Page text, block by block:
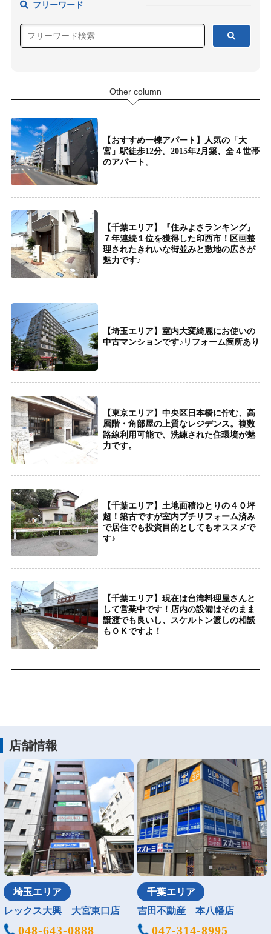
フリーワード
Other column
【おすすめ一棟アパート】人気の「大
宮」駅徒歩12分。2015年2月築、全４世帯
のアパート。
【千葉エリア】『住みよさランキング』
７年連続１位を獲得した印西市！区画整
理されたきれいな街並みと敷地の広さが
魅力です♪
【埼玉エリア】室内大変綺麗にお使いの
中古マンションです♪リフォーム箇所あり
【東京エリア】中央区日本橋に佇む、高
層階・角部屋の上質なレジデンス。複数
路線利用可能で、洗練された住環境が魅
力です。
【千葉エリア】土地面積ゆとりの４０坪
超！築古ですが室内プチリフォーム済み
で居住でも投資目的としてもオススメで
す♪
【千葉エリア】現在は台湾料理屋さんと
して営業中です！店内の設備はそのまま
譲渡でも良いし、スケルトン渡しの相談
もＯＫですよ！
店舗情報
埼玉エリア
レックス大興 大宮東口店
048-643-0888
千葉エリア
吉田不動産 本八幡店
047-314-8995